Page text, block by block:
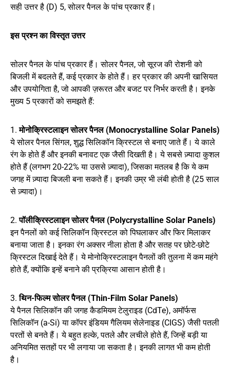
सही उत्तर है (D) 5, सोलर पैनल के पांच प्रकार हैं।
इस प्रश्न का विस्तृत उत्तर
सोलर पैनल के पांच प्रकार हैं। सोलर पैनल, जो सूरज की रोशनी को
बिजली में बदलते हैं, कई प्रकार के होते हैं। हर प्रकार की अपनी खासियत
और उपयोगिता है, जो आपकी ज़रूरत और बजट पर निर्भर करती है। इनके
मुख्य 5 प्रकारों को समझते हैं:
1.मोनोक्रिस्टलाइन सोलर पैनल (Monocrystalline Solar Panels)
ये सोलर पैनल सिंगल, शुद्ध सिलिकॉन क्रिस्टल से बनाए जाते हैं। ये काले
रंग के होते हैं और इनकी बनावट एक जैसी दिखती है। ये सबसे ज़्यादा कुशल
होते हैं (लगभग 20-22% या उससे ज़्यादा), जिसका मतलब है कि ये कम
जगह में ज़्यादा बिजली बना सकते हैं। इनकी उम्र भी लंबी होती है (25 साल
से ज़्यादा)।
2.पॉलीक्रिस्टलाइन सोलर पैनल (Polycrystalline Solar Panels)
इन पैनलों को कई सिलिकॉन क्रिस्टल को पिघलाकर और फिर मिलाकर
बनाया जाता है। इनका रंग अक्सर नीला होता है और सतह पर छोटे-छोटे
क्रिस्टल दिखाई देते हैं। ये मोनोक्रिस्टलाइन पैनलों की तुलना में कम महंगे
होते हैं, क्योंकि इन्हें बनाने की प्रक्रिया आसान होती है।
3. थिन-फिल्म सोलर पैनल (Thin-Film Solar Panels)
ये पैनल सिलिकॉन की जगह कैडमियम टेलुराइड (CdTe), अमॉर्फस
सिलिकॉन (a-Si) या कॉपर इंडियम गैलियम सेलेनाइड (CIGS) जैसी पतली
परतों से बनते हैं। ये बहुत हल्के, पतले और लचीले होते हैं, जिन्हें बड़ी या
अनियमित सतहों पर भी लगाया जा सकता है। इनकी लागत भी कम होती
है।